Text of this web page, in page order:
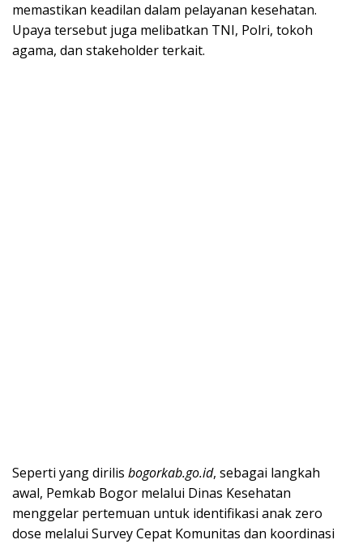
memastikan keadilan dalam pelayanan kesehatan.
Upaya tersebut juga melibatkan TNI, Polri, tokoh
agama, dan stakeholder terkait.
Seperti yang dirilis bogorkab.go.id, sebagai langkah
awal, Pemkab Bogor melalui Dinas Kesehatan
menggelar pertemuan untuk identifikasi anak zero
dose melalui Survey Cepat Komunitas dan koordinasi